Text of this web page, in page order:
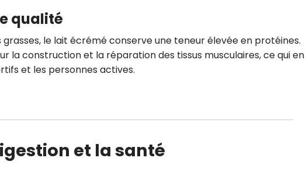
qualité
le lait écrémé conserve une teneur élevée en protéines.
la construction et la réparation des tissus musculaires, ce qui en
et les personnes actives.
et la santé